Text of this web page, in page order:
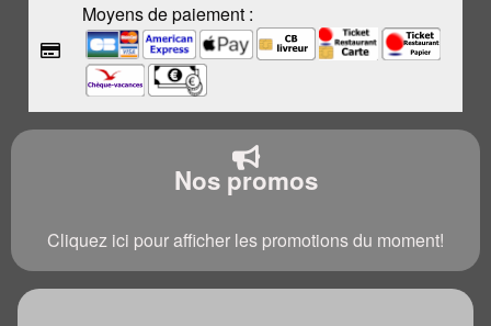
Moyens de paiement :
Nos promos
Cliquez ici pour afficher les promotions du moment!